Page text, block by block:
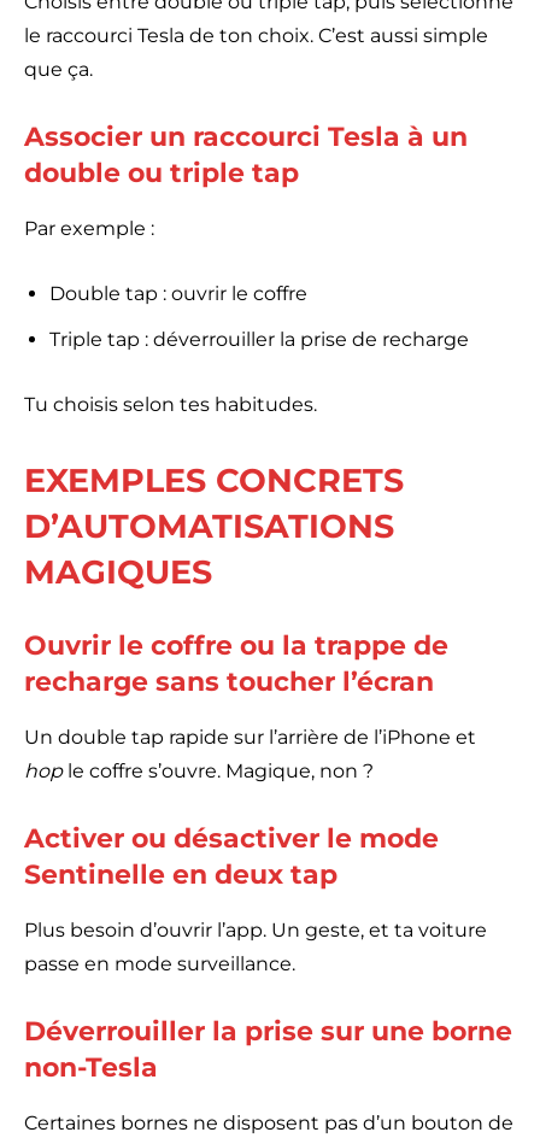
le raccourci Tesla de ton choix. C’est aussi simple
que ça.
Associer un raccourci Tesla à un
double ou triple tap
Par exemple :
Double tap : ouvrir le coffre
Triple tap : déverrouiller la prise de recharge
Tu choisis selon tes habitudes.
EXEMPLES CONCRETS
D’AUTOMATISATIONS
MAGIQUES
Ouvrir le coffre ou la trappe de
recharge sans toucher l’écran
Un double tap rapide sur l’arrière de l’iPhone et
hople coffre s’ouvre. Magique, non ?
Activer ou désactiver le mode
Sentinelle en deux tap
Plus besoin d’ouvrir l’app. Un geste, et ta voiture
passe en mode surveillance.
Déverrouiller la prise sur une borne
non-Tesla
Certaines bornes ne disposent pas d’un bouton de